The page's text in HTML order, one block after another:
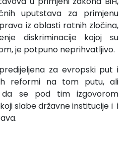
uputstava za primjenu
iz oblasti ratnih zločina,
diskriminacije kojoj su
je potpuno neprihvatljivo.
za evropski put i
reformi na tom putu, ali
se pod tim izgovorom
slabe državne institucije i i